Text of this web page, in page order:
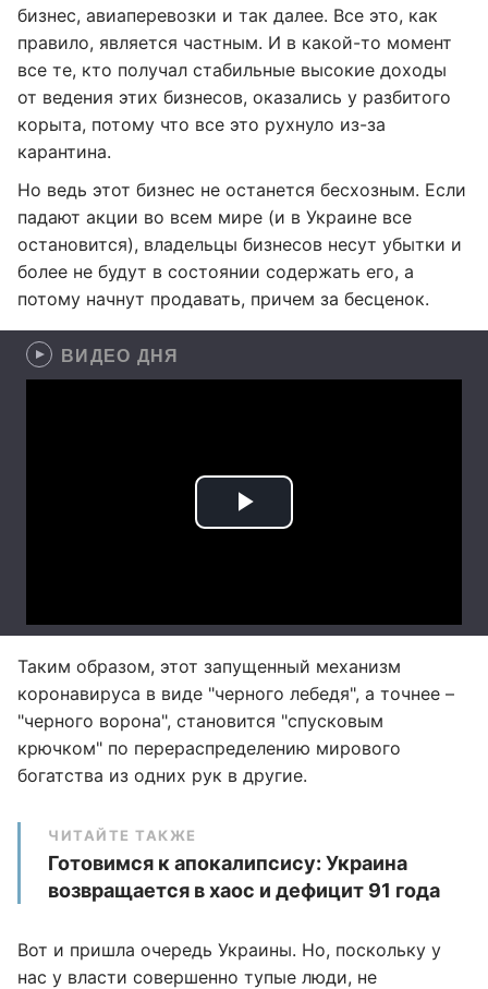
бизнес, авиаперевозки и так далее. Все это, как
правило, является частным. И в какой-то момент
все те, кто получал стабильные высокие доходы
от ведения этих бизнесов, оказались у разбитого
корыта, потому что все это рухнуло из-за
карантина.
Но ведь этот бизнес не останется бесхозным. Если
падают акции во всем мире (и в Украине все
остановится), владельцы бизнесов несут убытки и
более не будут в состоянии содержать его, а
потому начнут продавать, причем за бесценок.
ВИДЕО ДНЯ
Таким образом, этот запущенный механизм
коронавируса в виде "черного лебедя", а точнее –
"черного ворона", становится "спусковым
крючком" по перераспределению мирового
богатства из одних рук в другие.
ЧИТАЙТЕ ТАКЖЕ
Готовимся к апокалипсису: Украина
возвращается в хаос и дефицит 91 года
Вот и пришла очередь Украины. Но, поскольку у
нас у власти совершенно тупые люди, не